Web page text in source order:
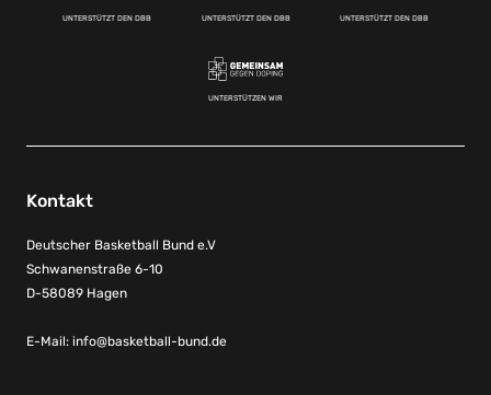
UNTERSTÜTZT DEN DBB UNTERSTÜTZT DEN DBB UNTERSTÜTZT DEN DBB
UNTERSTÜTZEN WIR
Kontakt
Deutscher Basketball Bund e.V
Schwanenstraße 6-10
D-58089 Hagen
E-Mail: info@basketball-bund.de